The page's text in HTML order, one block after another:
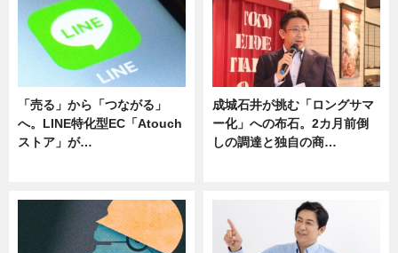
「売る」から「つながる」
へ。LINE特化型EC「Atouch
ストア」が…
成城石井が挑む「ロングサマ
ー化」への布石。2カ月前倒
しの調達と独自の商…